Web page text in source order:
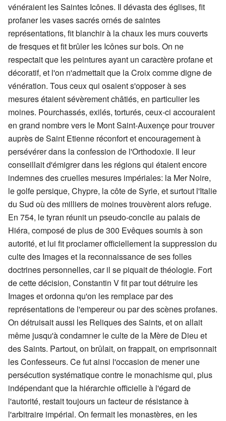
vénéraient les Saintes Icônes. Il dévasta des églises, fit
profaner les vases sacrés ornés de saintes
représentations, fit blanchir à la chaux les murs couverts
de fresques et fit brûler les Icônes sur bois. On ne
respectait que les peintures ayant un caractère profane et
décoratif, et l'on n'admettait que la Croix comme digne de
vénération. Tous ceux qui osaient s'opposer à ses
mesures étaient sévèrement châtiés, en particulier les
moines. Pourchassés, exilés, torturés, ceux-ci accouraient
en grand nombre vers le Mont Saint-Auxençe pour trouver
auprès de Saint Etienne réconfort et encouragement à
persévérer dans la confession de l'Orthodoxie. Il leur
conseillait d'émigrer dans les régions qui étaient encore
indemnes des cruelles mesures impériales: la Mer Noire,
le golfe persique, Chypre, la côte de Syrie, et surtout l'Italie
du Sud où des milliers de moines trouvèrent alors refuge.
En 754, le tyran réunit un pseudo-concile au palais de
Hiéra, composé de plus de 300 Evêques soumis à son
autorité, et lui fit proclamer officiellement la suppression du
culte des Images et la reconnaissance de ses folles
doctrines personnelles, car il se piquait de théologie. Fort
de cette décision, Constantin V fit par tout détruire les
Images et ordonna qu'on les remplace par des
représentations de l'empereur ou par des scènes profanes.
On détruisait aussi les Reliques des Saints, et on allait
même jusqu'à condamner le culte de la Mère de Dieu et
des Saints. Partout, on brûlait, on frappait, on emprisonnait
les Confesseurs. Ce fut ainsi l'occasion de mener une
persécution systématique contre le monachisme qui, plus
indépendant que la hiérarchie officielle à l'égard de
l'autorité, restait toujours un facteur de résistance à
l'arbitraire impérial. On fermait les monastères, en les